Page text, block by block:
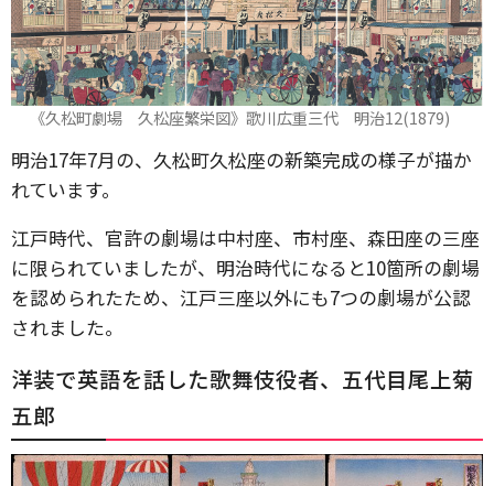
《久松町劇場 久松座繁栄図》歌川広重三代 明治12(1879)
明治17年7月の、久松町久松座の新築完成の様子が描か
れています。
江戸時代、官許の劇場は中村座、市村座、森田座の三座
に限られていましたが、明治時代になると10箇所の劇場
を認められたため、江戸三座以外にも7つの劇場が公認
されました。
洋装で英語を話した歌舞伎役者、五代目尾上菊
五郎